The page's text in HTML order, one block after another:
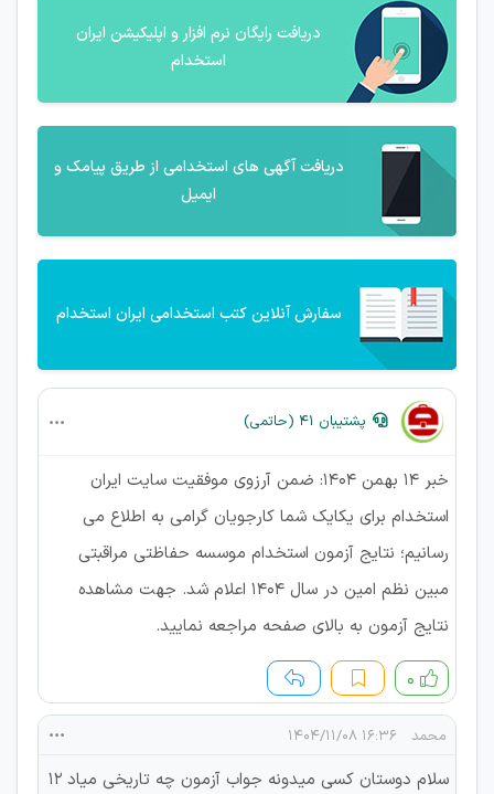
دریافت رایگان نرم افزار و اپلیکیشن ایران
استخدام
دریافت آگهی های استخدامی از طریق پیامک و
ایمیل
سفارش آنلاین کتب استخدامی ایران استخدام
پشتیبان 41 (حاتمی)
خبر 14 بهمن 1404: ضمن آرزوی موفقیت سایت ایران
استخدام برای یکایک شما کارجویان گرامی به اطلاع می
رسانیم؛ نتایج آزمون استخدام موسسه حفاظتی مراقبتی
مبین نظم امین در سال 1404 اعلام شد. جهت مشاهده
نتایج آزمون به بالای صفحه مراجعه نمایید.
۰
محمد ۱۶:۳۶ ۱۴۰۴/۱۱/۰۸
سلام دوستان کسی میدونه جواب آزمون چه تاریخی میاد ۱۲